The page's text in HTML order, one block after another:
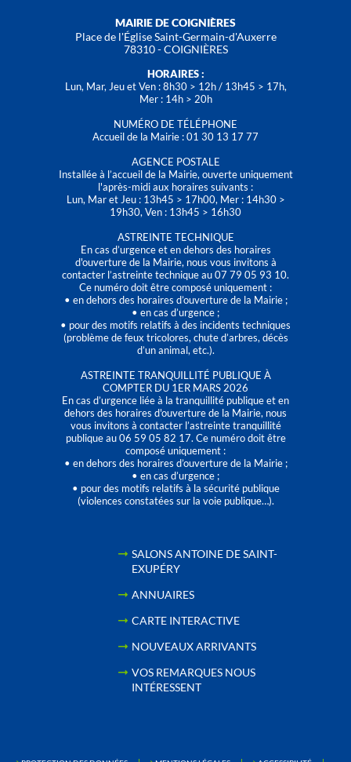
MAIRIE DE COIGNIÈRES
Place de l'Église Saint-Germain-d'Auxerre
78310 - COIGNIÈRES
HORAIRES :
Lun, Mar, Jeu et Ven : 8h30 > 12h / 13h45 > 17h,
Mer : 14h > 20h
NUMÉRO DE TÉLÉPHONE
Accueil de la Mairie : 01 30 13 17 77
AGENCE POSTALE
Installée à l’accueil de la Mairie, ouverte uniquement
l'après-midi aux horaires suivants :
Lun, Mar et Jeu : 13h45 > 17h00, Mer : 14h30 >
19h30, Ven : 13h45 > 16h30
ASTREINTE TECHNIQUE
En cas d’urgence et en dehors des horaires
d'ouverture de la Mairie, nous vous invitons à
contacter l’astreinte technique au 07 79 05 93 10.
Ce numéro doit être composé uniquement :
• en dehors des horaires d’ouverture de la Mairie ;
• en cas d’urgence ;
• pour des motifs relatifs à des incidents techniques
(problème de feux tricolores, chute d’arbres, décès
d’un animal, etc.).
ASTREINTE TRANQUILLITÉ PUBLIQUE À
COMPTER DU 1ER MARS 2026
En cas d’urgence liée à la tranquillité publique et en
dehors des horaires d'ouverture de la Mairie, nous
vous invitons à contacter l’astreinte tranquillité
publique au 06 59 05 82 17. Ce numéro doit être
composé uniquement :
• en dehors des horaires d’ouverture de la Mairie ;
• en cas d’urgence ;
• pour des motifs relatifs à la sécurité publique
(violences constatées sur la voie publique…).
SALONS ANTOINE DE SAINT-
EXUPÉRY
ANNUAIRES
CARTE INTERACTIVE
NOUVEAUX ARRIVANTS
VOS REMARQUES NOUS
INTÉRESSENT